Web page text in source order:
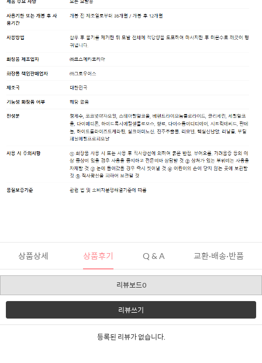
상품상세 상품후기 Q & A 교환·배송·반품
리뷰보드0
리뷰쓰기
등록된 리뷰가 없습니다.